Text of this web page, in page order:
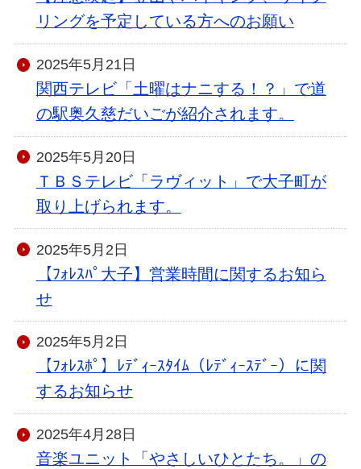
リングを予定している方へのお願い
2025年5月21日
関西テレビ「土曜はナニする！？」で道
の駅奥久慈だいごが紹介されます。
2025年5月20日
ＴＢＳテレビ「ラヴィット」で大子町が
取り上げられます。
2025年5月2日
【ﾌｫﾚｽﾊﾟ大子】営業時間に関するお知ら
せ
2025年5月2日
【ﾌｫﾚｽﾎﾟ】ﾚﾃﾞｨｰｽﾀｲﾑ（ﾚﾃﾞｨｰｽﾃﾞｰ）に関
するお知らせ
2025年4月28日
音楽ユニット「やさしいひとたち。」の